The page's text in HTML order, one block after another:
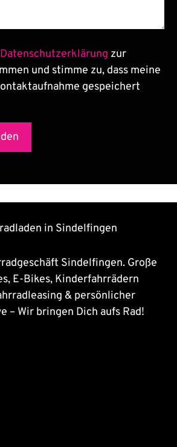
Datenschutzerklärung zur
und stimme zu, dass meine
gespeichert
Sindelfingen. Große
E-Bikes, Kinderfahrrädern
& persönlicher
– Wir bringen Dich aufs Rad!